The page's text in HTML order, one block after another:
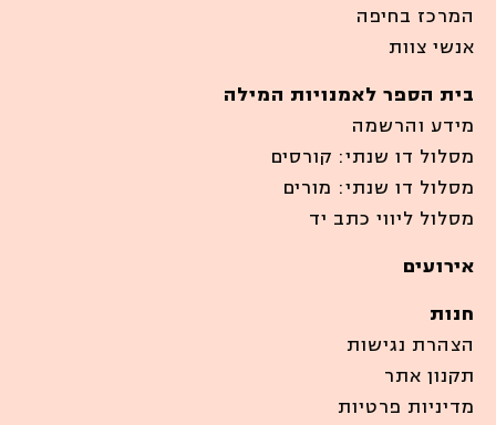
המרכז בחיפה
אנשי צוות
בית הספר לאמנויות המילה
מידע והרשמה
מסלול דו שנתי: קורסים
מסלול דו שנתי: מורים
מסלול ליווי כתב יד
אירועים
חנות
הצהרת נגישות
תקנון אתר
מדיניות פרטיות